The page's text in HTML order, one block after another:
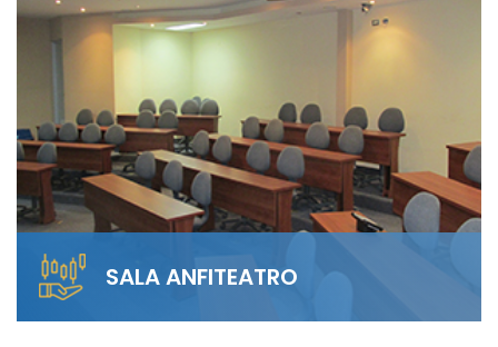
SALA ANFITEATRO